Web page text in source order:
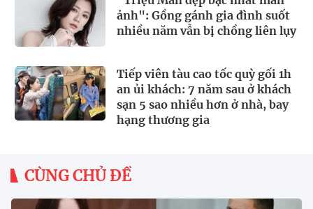
ảnh": Gồng gánh gia đình suốt
nhiều năm vẫn bị chồng liên lụy
Tiếp viên tàu cao tốc quỳ gối 1h
an ủi khách: 7 năm sau ở khách
sạn 5 sao nhiều hơn ở nhà, bay
hạng thương gia
CÙNG CHỦ ĐỀ